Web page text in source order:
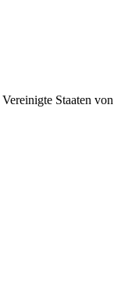
Vereinigte Staaten von